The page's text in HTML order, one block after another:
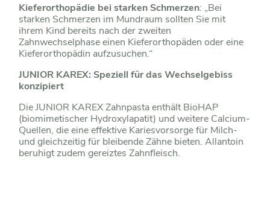
Kieferorthopädie bei starken Schmerzen: „Bei
starken Schmerzen im Mundraum sollten Sie mit
ihrem Kind bereits nach der zweiten
Zahnwechselphase einen Kieferorthopäden oder eine
Kieferorthopädin aufzusuchen.“
JUNIOR KAREX: Speziell für das Wechselgebiss
konzipiert
Die JUNIOR KAREX Zahnpasta enthält BioHAP
(biomimetischer Hydroxylapatit) und weitere Calcium-
Quellen, die eine effektive Kariesvorsorge für Milch-
und gleichzeitig für bleibende Zähne bieten. Allantoin
beruhigt zudem gereiztes Zahnfleisch.